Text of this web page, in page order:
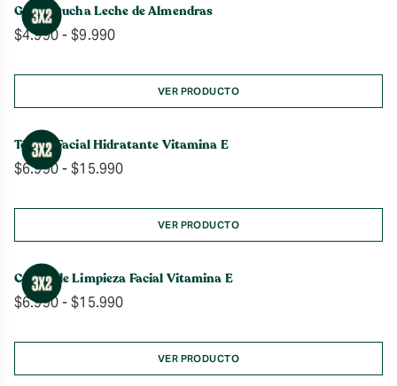
$9.990
Gel de Ducha Leche de Almendras
$4.990- $9.990Rango
precios:
$4.990
$9.990
VER PRODUCTO
Tónico Facial Hidratante Vitamina E
$6.990- $15.990Rango
precios:
desde
$6.990
$15.990
VER PRODUCTO
Crema de Limpieza Facial Vitamina E
$6.990- $15.990Rango
precios:
desde
$6.990
VER PRODUCTO